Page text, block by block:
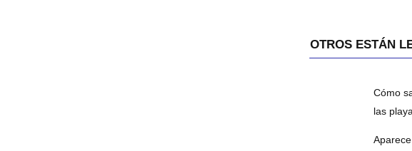
OTROS ESTÁN
Cómo
las